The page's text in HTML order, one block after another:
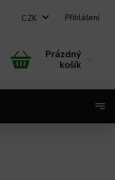
CZK Přihlášení
Prázdný
košík